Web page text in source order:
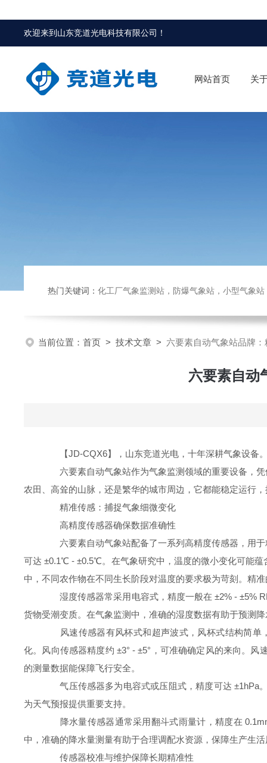
欢迎来到 山东竞道光电科技有限公司 ！
网站首页 关
热门关键词： 化工厂气象监测站，防爆气象站，小型气象站，化
当前位置： 首页 > 技术文章 > 六要素自动气象站品牌
六要素自动
【JD-CQX6】，山东竞道光电，十年深耕气象设备
六要素自动气象站作为气象监测领域的重要设备，凭
农田、高耸的山脉，还是繁华的城市周边，它都能稳定运行
精准传感：捕捉气象细微变化
高精度传感器确保数据准确性
六要素自动气象站配备了一系列高精度传感器，用于
可达 ±0.1℃ - ±0.5℃。在气象研究中，温度的微小变化可能
中，不同农作物在不同生长阶段对温度的要求极为苛刻。精
湿度传感器常采用电容式，精度一般在 ±2% - ±5%
货物受潮变质。在气象监测中，准确的湿度数据有助于预测
风速传感器有风杯式和超声波式，风杯式结构简单
化。风向传感器精度约 ±3° - ±5°，可准确确定风的来向。
的测量数据能保障飞行安全。
气压传感器多为电容式或压阻式，精度可达 ±1hPa。
为天气预报提供重要支持。
降水量传感器通常采用翻斗式雨量计，精度在
中，准确的降水量测量有助于合理调配水资源，保障生产生
传感器校准与维护保障长期精准性